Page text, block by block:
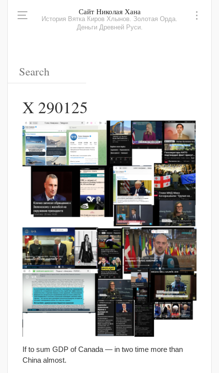
Сайт Николая Хана
История Вятка Киров Хлынов. Золотая Орда.
Деньги Древней Руси.
X 290125
If to sum GDP of Canada — in two time more than
China almost.